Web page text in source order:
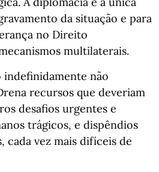
da situação e para
no Direito
multilaterais.
não
recursos que deveriam
desafios urgentes e
trágicos, e dispêndios
cada vez mais difíceis de